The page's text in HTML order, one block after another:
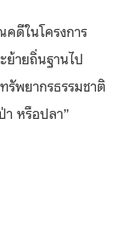
ดีในโครงการ
ายถิ่นฐานไป
รัพยากรธรรมชาติ
หรือปลา”